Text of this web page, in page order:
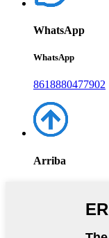
WhatsApp
WhatsApp
8618880477902
Arriba